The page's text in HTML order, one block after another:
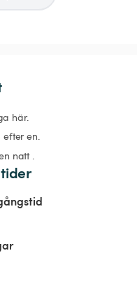
här.
efter en.
natt .